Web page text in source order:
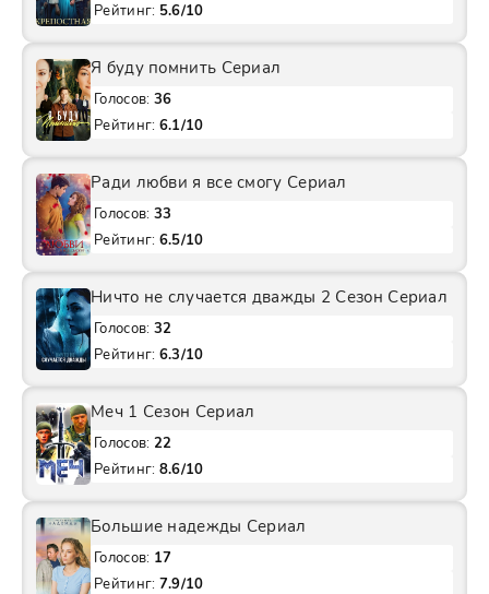
Рейтинг: 5.6/10
Я буду помнить Сериал
Голосов: 36
Рейтинг: 6.1/10
Ради любви я все смогу Сериал
Голосов: 33
Рейтинг: 6.5/10
Ничто не случается дважды 2 Сезон Сериал
Голосов: 32
Рейтинг: 6.3/10
Меч 1 Сезон Сериал
Голосов: 22
Рейтинг: 8.6/10
Большие надежды Сериал
Голосов: 17
Рейтинг: 7.9/10